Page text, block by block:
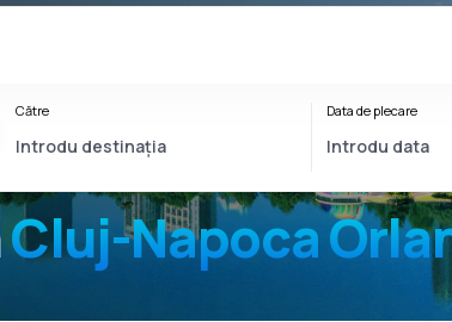
Cluj-Napoca
Către Data de plecare